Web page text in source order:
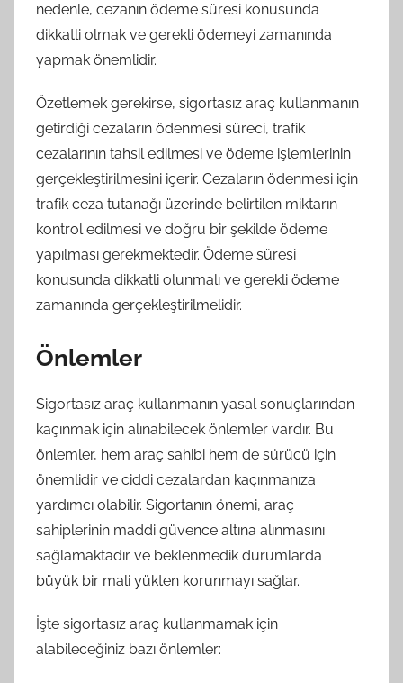
nedenle, cezanın ödeme süresi konusunda
dikkatli olmak ve gerekli ödemeyi zamanında
yapmak önemlidir.
Özetlemek gerekirse, sigortasız araç kullanmanın
getirdiği cezaların ödenmesi süreci, trafik
cezalarının tahsil edilmesi ve ödeme işlemlerinin
gerçekleştirilmesini içerir. Cezaların ödenmesi için
trafik ceza tutanağı üzerinde belirtilen miktarın
kontrol edilmesi ve doğru bir şekilde ödeme
yapılması gerekmektedir. Ödeme süresi
konusunda dikkatli olunmalı ve gerekli ödeme
zamanında gerçekleştirilmelidir.
Önlemler
Sigortasız araç kullanmanın yasal sonuçlarından
kaçınmak için alınabilecek önlemler vardır. Bu
önlemler, hem araç sahibi hem de sürücü için
önemlidir ve ciddi cezalardan kaçınmanıza
yardımcı olabilir. Sigortanın önemi, araç
sahiplerinin maddi güvence altına alınmasını
sağlamaktadır ve beklenmedik durumlarda
büyük bir mali yükten korunmayı sağlar.
İşte sigortasız araç kullanmamak için
alabileceğiniz bazı önlemler: